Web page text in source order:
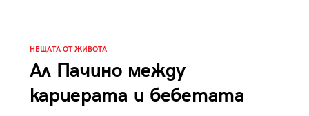
НЕЩАТА ОТ ЖИВОТА
Ал Пачино между
кариерата и бебетата